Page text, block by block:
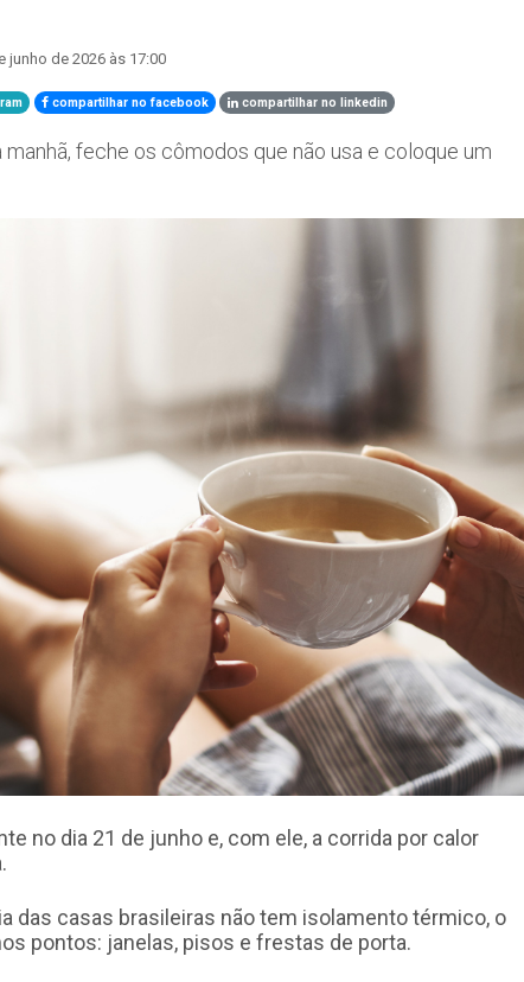
junho de 2026 às 17:00
compartilhar no facebook compartilhar no linkedin
feche os cômodos que não usa e coloque um
no dia 21 de junho e, com ele, a corrida por calor
das casas brasileiras não tem isolamento térmico, o
pontos: janelas, pisos e frestas de porta.